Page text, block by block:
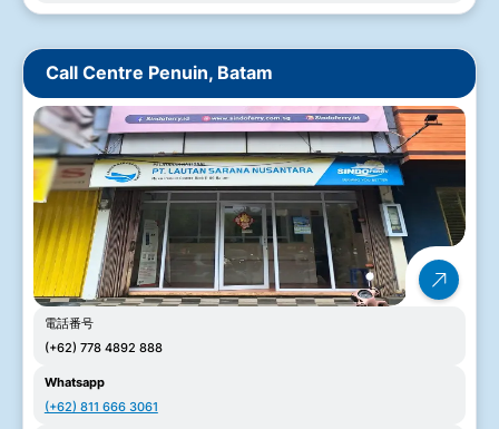
Call Centre Penuin, Batam
電話番号
(+62) 778 4892 888
Whatsapp
(+62) 811 666 3061